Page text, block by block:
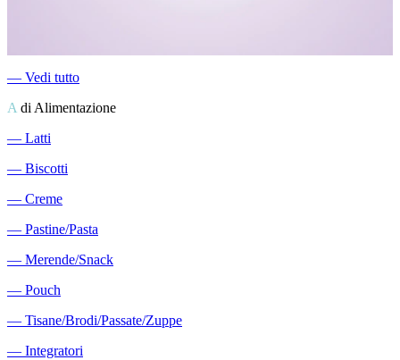
― Vedi tutto
A di Alimentazione
― Latti
― Biscotti
― Creme
― Pastine/Pasta
― Merende/Snack
― Pouch
― Tisane/Brodi/Passate/Zuppe
― Integratori